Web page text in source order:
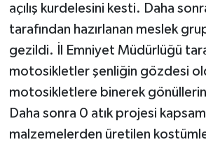
açılış kurdelesini kesti. Daha
tarafından hazırlanan meslek
gezildi. İl Emniyet Müdürlüğü
motosikletler şenliğin gözdesi
motosikletlere binerek
Daha sonra 0 atık projesi
malzemelerden üretilen